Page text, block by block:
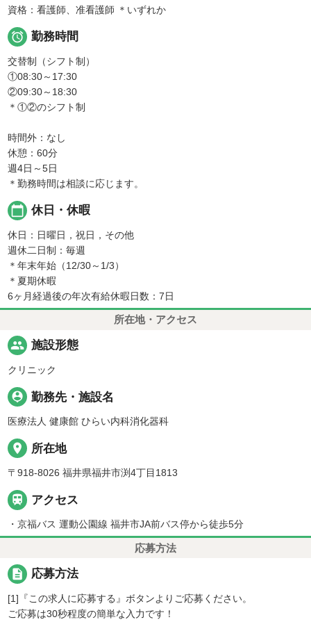
資格：看護師、准看護師 ＊いずれか
 勤務時間
交替制（シフト制）
①08:30～17:30
②09:30～18:30
＊①②のシフト制
時間外：なし
休憩：60分
週4日～5日
＊勤務時間は相談に応じます。
calendar_today 休日・休暇
休日：日曜日，祝日，その他
週休二日制：毎週
＊年末年始（12/30～1/3）
＊夏期休暇
6ヶ月経過後の年次有給休暇日数：7日
所在地・アクセス
people 施設形態
クリニック
person_pin 勤務先・施設名
医療法人 健康館 ひらい内科消化器科
place 所在地
〒918-8026 福井県福井市渕4丁目1813
 アクセス
・京福バス 運動公園線 福井市JA前バス停から徒歩5分
応募方法
description 応募方法
[1]『この求人に応募する』ボタンよりご応募ください。
ご応募は30秒程度の簡単な入力です！